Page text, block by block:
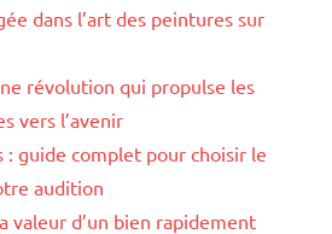
dans l’art des peintures sur
révolution qui propulse les
vers l’avenir
: guide complet pour choisir le
audition
valeur d’un bien rapidement